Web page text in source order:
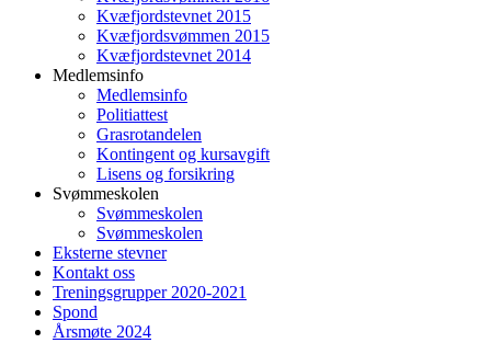
Kvæfjordstevnet 2015
Kvæfjordsvømmen 2015
Kvæfjordstevnet 2014
Medlemsinfo
Medlemsinfo
Politiattest
Grasrotandelen
Kontingent og kursavgift
Lisens og forsikring
Svømmeskolen
Svømmeskolen
Svømmeskolen
Eksterne stevner
Kontakt oss
Treningsgrupper 2020-2021
Spond
Årsmøte 2024